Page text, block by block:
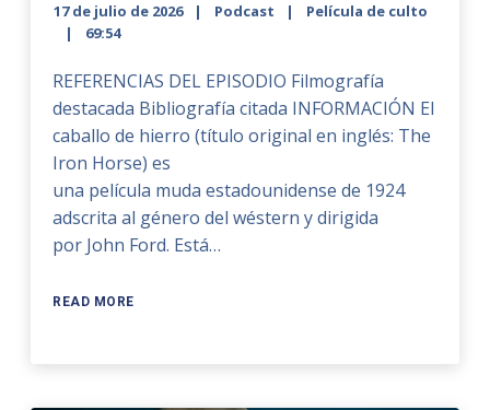
17 de julio de 2026 Podcast
Película de culto
69:54
REFERENCIAS DEL EPISODIO Filmografía
destacada Bibliografía citada INFORMACIÓN El
caballo de hierro (título original en inglés: The
Iron Horse) es
una película muda estadounidense de 1924
adscrita al género del wéstern y dirigida
por John Ford. Está…
READ MORE